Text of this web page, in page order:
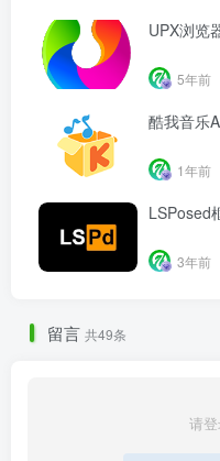
UPX浏览
5年前
酷我音乐
1年前
LSPosed
3年前
留言 共49条
请